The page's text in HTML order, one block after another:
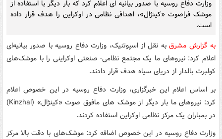
وزارت دفاع روسیه با صدور بیانیه ای اعلام کرد که بار دیگر با استفاده از
موشک فراصوت «کینژال»، اهدافی نظامی در اوکراین را هدف قرار داده
است.
به گزارش مشرقبه نقل از اسپوتنیک، وزارت دفاع روسیه با صدور بیانیه‌ای
اعلام کرد: نیروهای ما یک مجتمع نظامی- صنعتی اوکراینی را با موشک‌های
کولبرت بالدار از دریای سیاه هدف قرار دادند.
بر اساس اعلام این خبرگزاری، وزارت دفاع روسیه در این خصوص اعلام
کرد: نیروهای ما بار دیگر از موشک های مافوق صوت «کینژال» (Kinzhal)
در بمباران یک مرکز نظامی اوکراین استفاده کردند.
وزارت دفاع روسیه در این خصوص اضافه کرد: موشک‌های با دقت بالا مرکز